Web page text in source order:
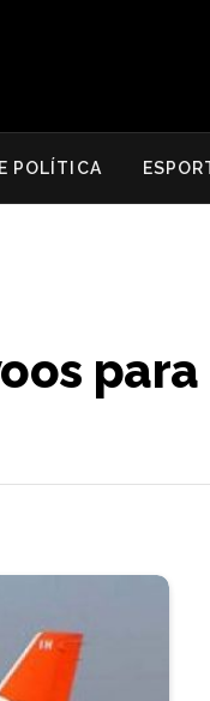
POLÍTICA
para